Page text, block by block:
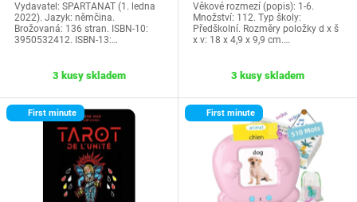
Vydavatel: SPARTANAT (1. ledna
2022). Jazyk: němčina.
Brožovaná: 136 stran. ISBN-10:
3950532412. ISBN-13:…
3 kusy skladem
Věkové rozmezí (popis): 1-6.
Množství: 112. Typ školy:
Předškolní. Rozměry položky d x š
x v: 18 x 4,9 x 9,9 cm.…
3 kusy skladem
First minute First minute